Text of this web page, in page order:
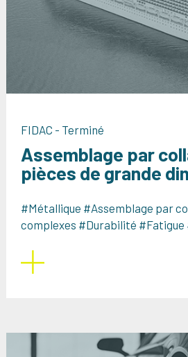
FIDAC - Terminé
Assemblage par
pièces de grande
#Métallique #Assemblage par
complexes #Durabilité